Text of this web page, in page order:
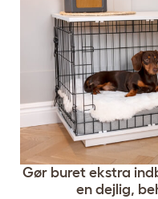
Gør buret ekstra
en dejlig,